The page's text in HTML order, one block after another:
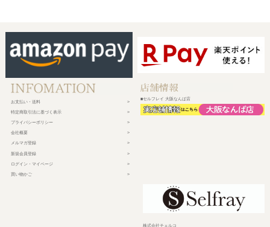
お支払い・送料
特定商取引法に基づく表示
プライバシーポリシー
会社概要
メルマガ登録
新規会員登録
ログイン・マイページ
買い物かご
■セルフレイ 大阪なんば店
株式会社チェルコ